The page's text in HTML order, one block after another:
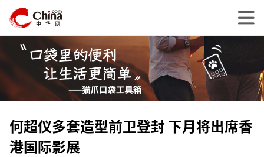
何超仪多套造型前卫登封 下月将出席香
港国际影展